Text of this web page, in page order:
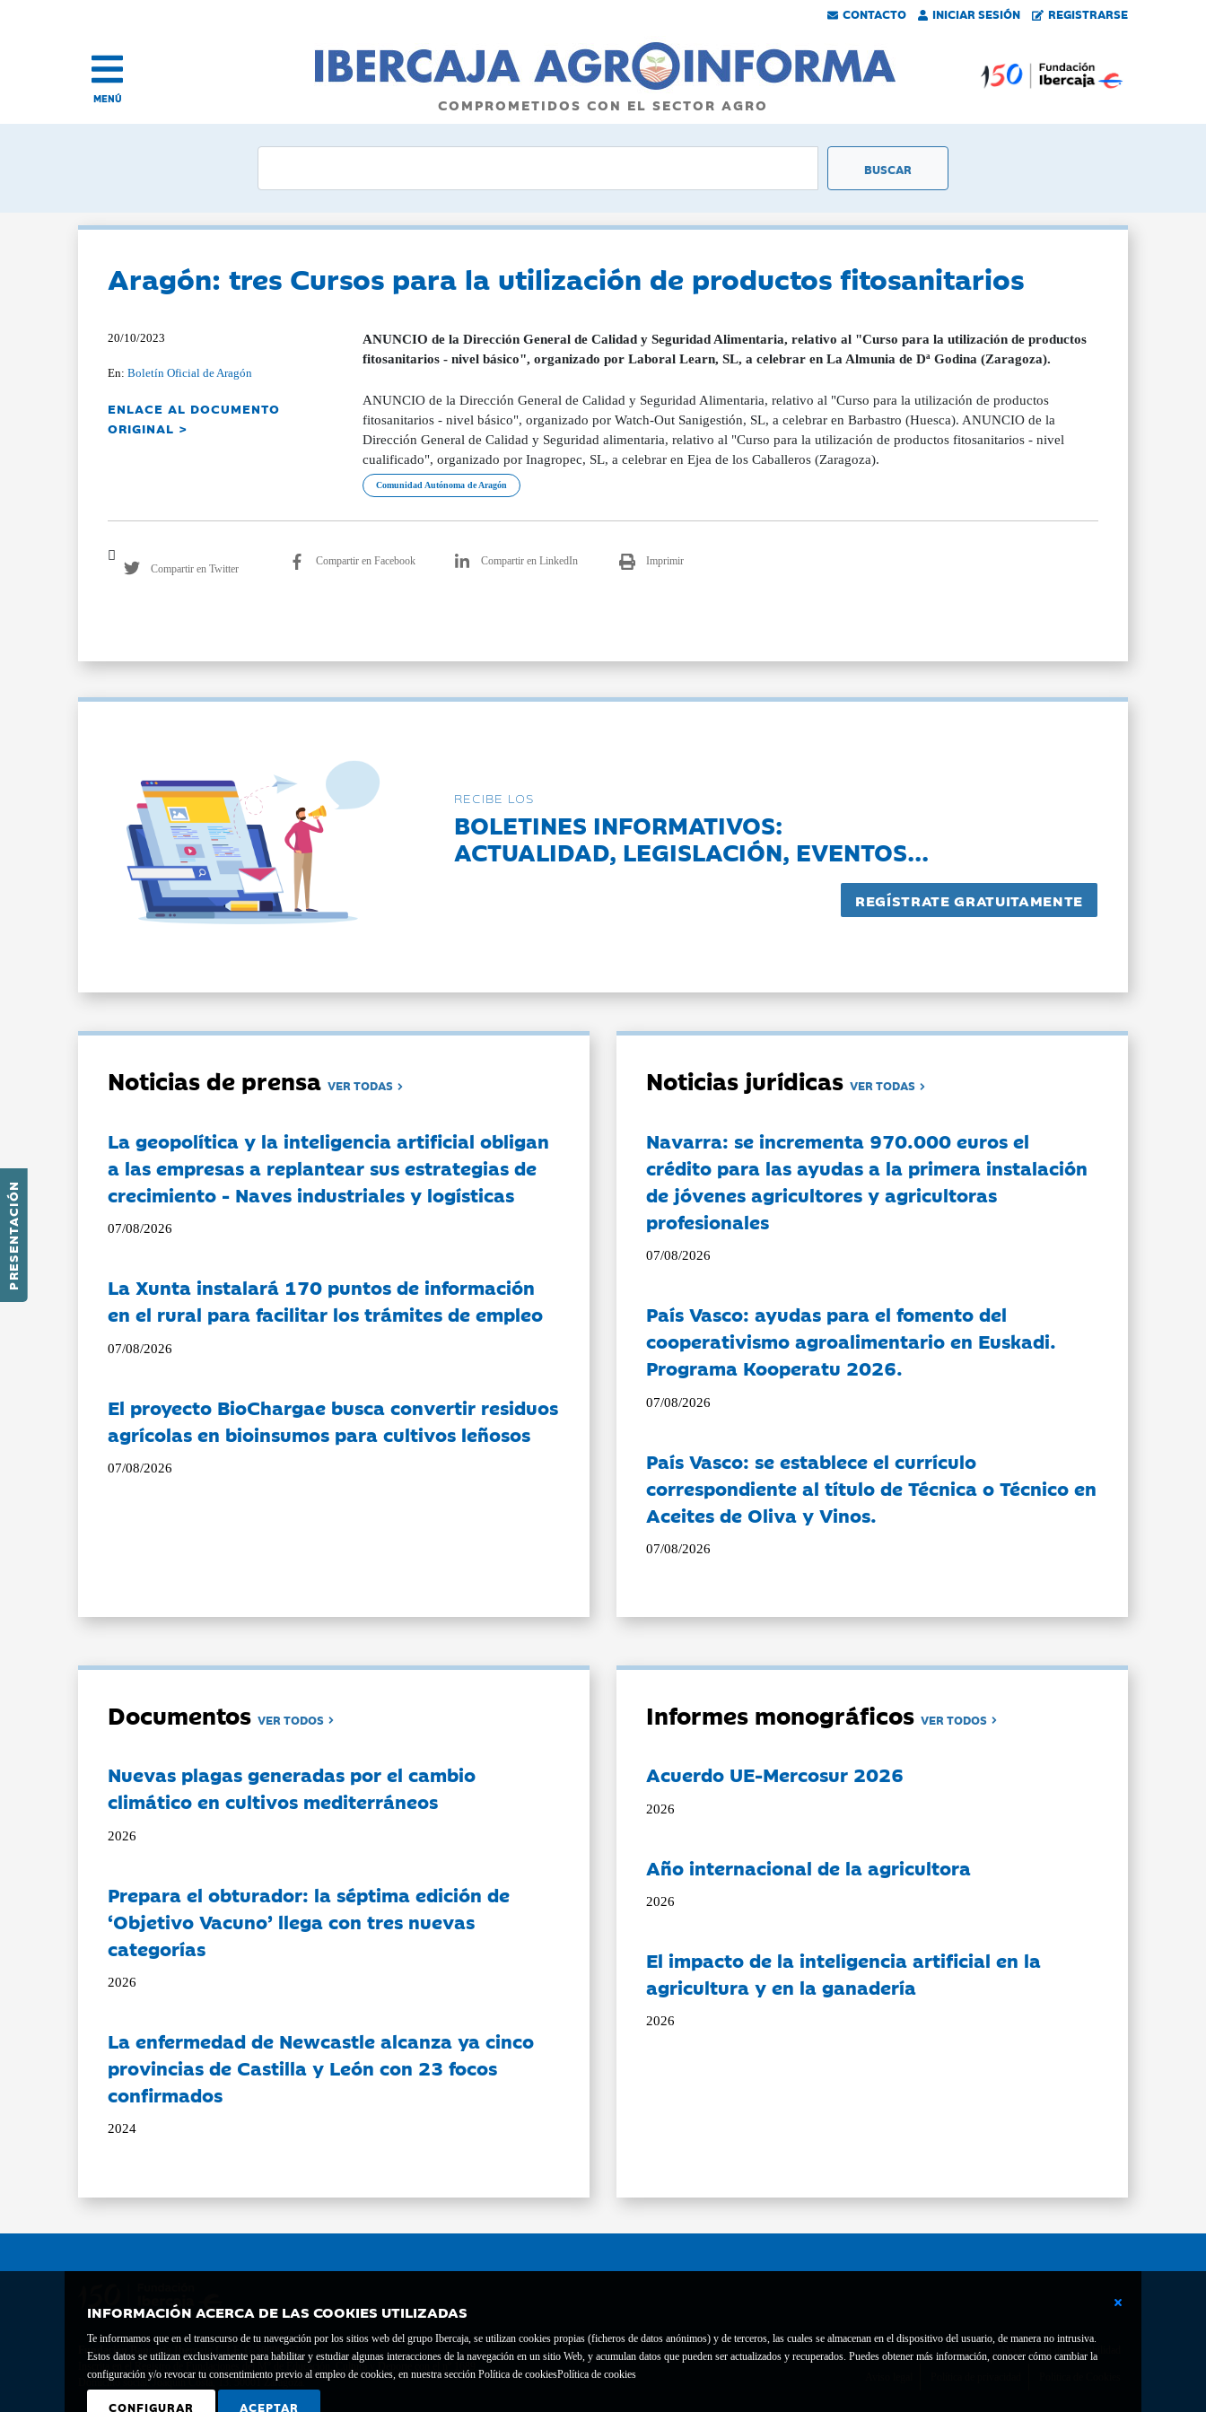
CONTACTO INICIAR SESIÓN REGISTRARSE
PRESENTACIÓN
MENÚ COMPROMETIDOS CON EL SECTOR AGRO
INFORMACIÓN ACERCA DE LAS COOKIES UTILIZADAS
Te informamos que en el transcurso de tu navegación por los sitios web del grupo Ibercaja, se utilizan cookies propias (ficheros de datos anónimos) y de terceros, las cuales se almacenan en el dispositivo del usuario, de manera no intrusiva.
Estos datos se utilizan exclusivamente para habilitar y estudiar algunas interacciones de la navegación en un sitio Web, y acumulan datos que pueden ser actualizados y recuperados. Puedes obtener más información, conocer cómo cambiar la
configuración y/o revocar tu consentimiento previo al empleo de cookies, en nuestra sección Política de cookiesPolítica de cookies
CONFIGURAR ACEPTAR
Aragón: tres Cursos para la utilización de productos fitosanitarios
20/10/2023
En:Boletín Oficial de Aragón
ENLACE AL DOCUMENTO
ORIGINAL >
ANUNCIO de la Dirección General de Calidad y Seguridad Alimentaria, relativo al "Curso para la utilización de productos
fitosanitarios - nivel básico", organizado por Laboral Learn, SL, a celebrar en La Almunia de Dª Godina (Zaragoza).
ANUNCIO de la Dirección General de Calidad y Seguridad Alimentaria, relativo al "Curso para la utilización de productos
fitosanitarios - nivel básico", organizado por Watch-Out Sanigestión, SL, a celebrar en Barbastro (Huesca). ANUNCIO de la
Dirección General de Calidad y Seguridad alimentaria, relativo al "Curso para la utilización de productos fitosanitarios - nivel
cualificado", organizado por Inagropec, SL, a celebrar en Ejea de los Caballeros (Zaragoza).
Comunidad Autónoma de Aragón
Compartir en Twitter
Compartir en Facebook Compartir en LinkedIn Imprimir
RECIBE LOS
BOLETINES INFORMATIVOS:
ACTUALIDAD, LEGISLACIÓN, EVENTOS...
Noticias de prensaVER TODAS
La geopolítica y la inteligencia artificial obligan
a las empresas a replantear sus estrategias de
crecimiento - Naves industriales y logísticas
07/08/2026
La Xunta instalará 170 puntos de información
en el rural para facilitar los trámites de empleo
07/08/2026
El proyecto BioChargae busca convertir residuos
agrícolas en bioinsumos para cultivos leñosos
07/08/2026
Noticias jurídicasVER TODAS
Navarra: se incrementa 970.000 euros el
crédito para las ayudas a la primera instalación
de jóvenes agricultores y agricultoras
profesionales
07/08/2026
País Vasco: ayudas para el fomento del
cooperativismo agroalimentario en Euskadi.
Programa Kooperatu 2026.
07/08/2026
País Vasco: se establece el currículo
correspondiente al título de Técnica o Técnico en
Aceites de Oliva y Vinos.
07/08/2026
DocumentosVER TODOS
Nuevas plagas generadas por el cambio
climático en cultivos mediterráneos
2026
Prepara el obturador: la séptima edición de
‘Objetivo Vacuno’ llega con tres nuevas
categorías
2026
La enfermedad de Newcastle alcanza ya cinco
provincias de Castilla y León con 23 focos
confirmados
2024
Informes monográficosVER TODOS
Acuerdo UE-Mercosur 2026
2026
Año internacional de la agricultora
2026
El impacto de la inteligencia artificial en la
agricultura y en la ganadería
2026
Fundación Bancaria Ibercaja C.I.F. G-50000652.
Inscrita en el Registro de Fundaciones del Mº de Educación, Cultura y Deporte con el nº 1689.
Domicilio social: Joaquín Costa, 13. 50001 Zaragoza.
Contacto Declaración de accesibilidad